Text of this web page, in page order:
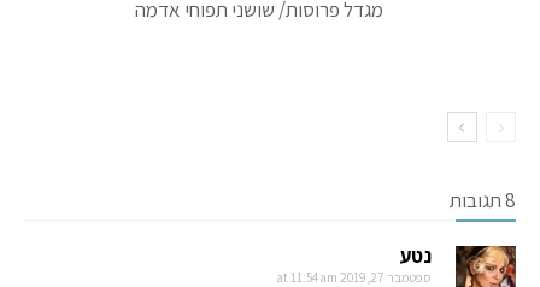
מגדל פרוסות/ שושני תפוחי אדמה
8 תגובות
נטע
ספטמבר 27, 2019 at 11:54 am